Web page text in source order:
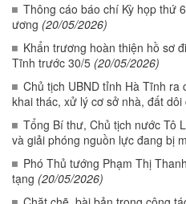
Thông cáo báo chí Kỳ họp thứ
ương (20/05/2026)
Khẩn trương hoàn thiện hồ sơ
Tĩnh trước 30/5 (20/05/2026)
Chủ tịch UBND tỉnh Hà Tĩnh ra
khai thác, xử lý cơ sở nhà, đất dôi
Tổng Bí thư, Chủ tịch nước Tô
và giải phóng nguồn lực đang bị
Phó Thủ tướng Phạm Thị
tạng (20/05/2026)